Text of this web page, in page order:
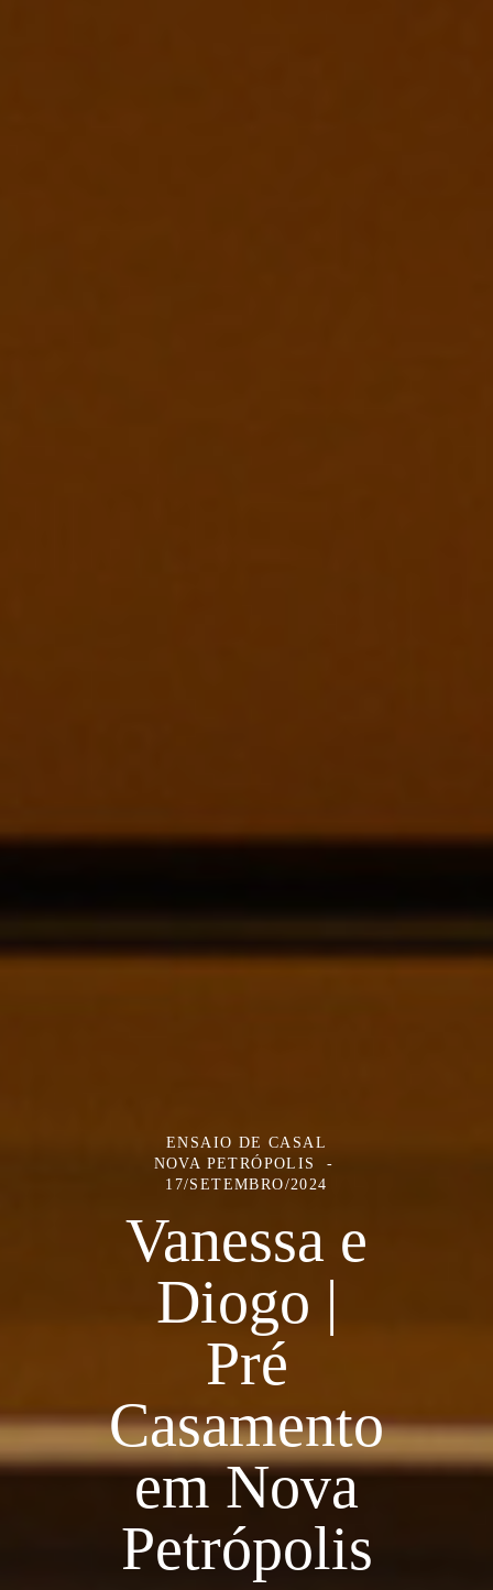
ENSAIO DE CASAL
NOVA PETRÓPOLIS
17/SETEMBRO/2024
Vanessa e
Diogo |
Pré
Casamento
em Nova
Petrópolis